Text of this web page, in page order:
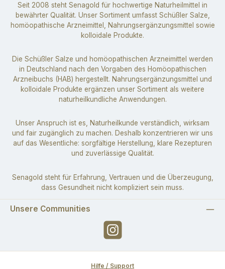
Seit 2008 steht Senagold für hochwertige Naturheilmittel in
bewährter Qualität. Unser Sortiment umfasst Schüßler Salze,
homöopathische Arzneimittel, Nahrungsergänzungsmittel sowie
kolloidale Produkte.
Die Schüßler Salze und homöopathischen Arzneimittel werden
in Deutschland nach den Vorgaben des Homöopathischen
Arzneibuchs (HAB) hergestellt. Nahrungsergänzungsmittel und
kolloidale Produkte ergänzen unser Sortiment als weitere
naturheilkundliche Anwendungen.
Unser Anspruch ist es, Naturheilkunde verständlich, wirksam
und fair zugänglich zu machen. Deshalb konzentrieren wir uns
auf das Wesentliche: sorgfältige Herstellung, klare Rezepturen
und zuverlässige Qualität.
Senagold steht für Erfahrung, Vertrauen und die Überzeugung,
dass Gesundheit nicht kompliziert sein muss.
Unsere Communities
Instagram
Hilfe / Support